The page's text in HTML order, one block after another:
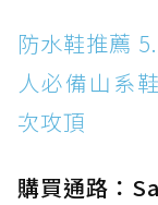
防水鞋推薦
人必備山系
次攻頂
購買通路：